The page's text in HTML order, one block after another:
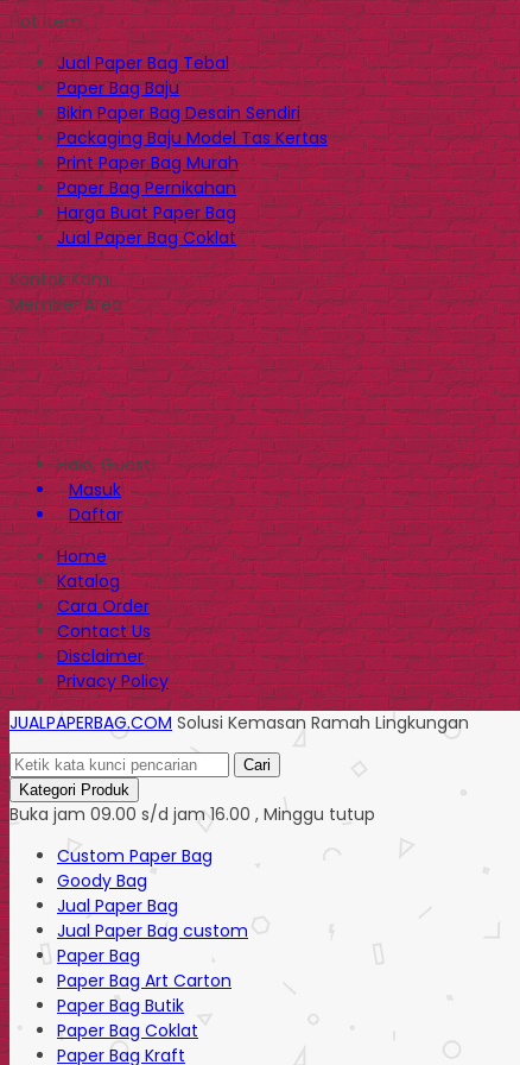
Hot Item
Jual Paper Bag Tebal
Paper Bag Baju
Bikin Paper Bag Desain Sendiri
Packaging Baju Model Tas Kertas
Print Paper Bag Murah
Paper Bag Pernikahan
Harga Buat Paper Bag
Jual Paper Bag Coklat
Kontak Kami
Member Area
Halo, Guest!
Masuk
Daftar
Home
Katalog
Cara Order
Contact Us
Disclaimer
Privacy Policy
JUALPAPERBAG.COM Solusi Kemasan Ramah Lingkungan
Cari
Kategori Produk
Buka jam 09.00 s/d jam 16.00 , Minggu tutup
Custom Paper Bag
Goody Bag
Jual Paper Bag
Jual Paper Bag custom
Paper Bag
Paper Bag Art Carton
Paper Bag Butik
Paper Bag Coklat
Paper Bag Kraft